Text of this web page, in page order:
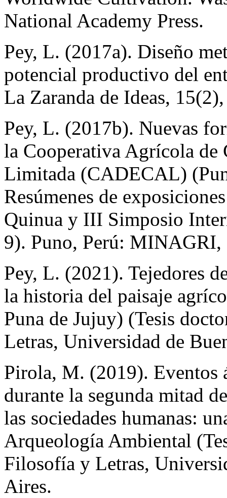
National Academy Press.
Pey, L. (2017a). Diseño
potencial productivo del
La Zaranda de Ideas,
Pey, L. (2017b). Nuevas
la Cooperativa Agrícola de
Limitada (CADECAL)
Resúmenes de
Quinua y III Simposio
9). Puno, Perú:
Pey, L. (2021). Tejedores
la historia del paisaje
Puna de Jujuy) (Tesis
Letras, Universidad de
Pirola, M. (2019). Eventos
durante la segunda mitad
las sociedades humanas:
Arqueología Ambiental
Filosofía y Letras,
Aires.